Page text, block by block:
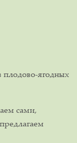
ягодных
сами,